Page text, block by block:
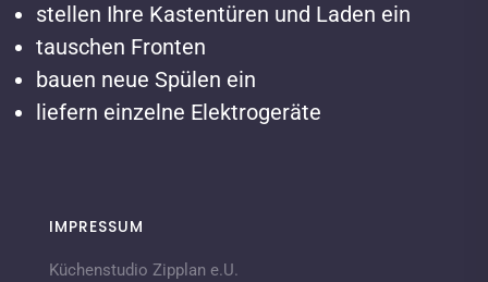
stellen Ihre Kastentüren und Laden ein
tauschen Fronten
bauen neue Spülen ein
liefern einzelne Elektrogeräte
IMPRESSUM
Küchenstudio Zipplan e.U.